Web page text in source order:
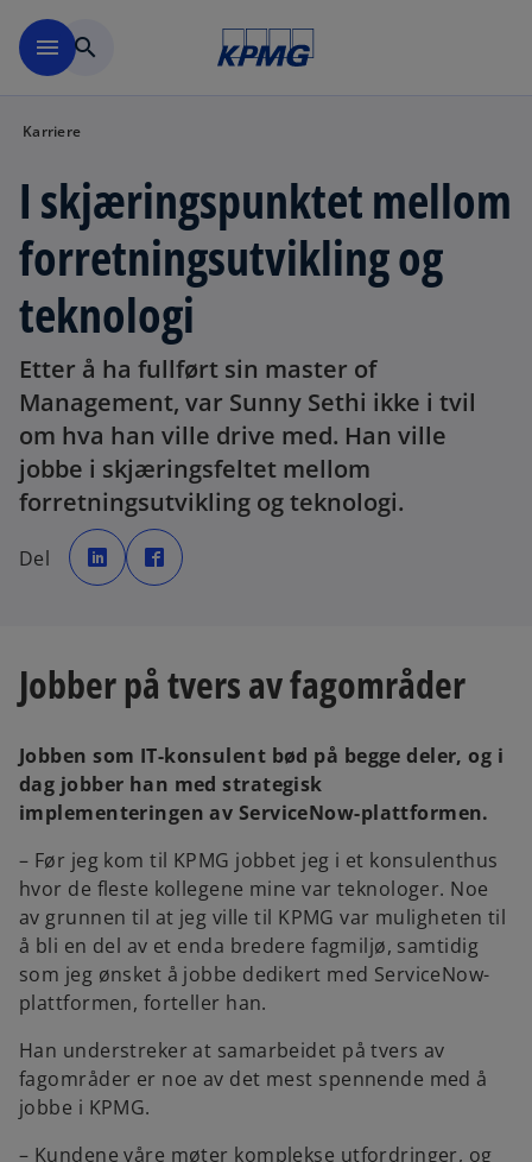
menu search
Karriere
I skjæringspunktet mellom
forretningsutvikling og
teknologi
Etter å ha fullført sin master of
Management, var Sunny Sethi ikke i tvil
om hva han ville drive med. Han ville
jobbe i skjæringsfeltet mellom
forretningsutvikling og teknologi.
Del
o
p
e
n
w
t
a
p
e
w
t
a
Jobber på tvers av fagområder
Jobben som IT-konsulent bød på begge deler, og i
dag jobber han med strategisk
implementeringen av ServiceNow-plattformen.
– Før jeg kom til KPMG jobbet jeg i et konsulenthus
hvor de fleste kollegene mine var teknologer. Noe
av grunnen til at jeg ville til KPMG var muligheten til
å bli en del av et enda bredere fagmiljø, samtidig
som jeg ønsket å jobbe dedikert med ServiceNow-
plattformen, forteller han.
Han understreker at samarbeidet på tvers av
fagområder er noe av det mest spennende med å
jobbe i KPMG.
– Kundene våre møter komplekse utfordringer, og